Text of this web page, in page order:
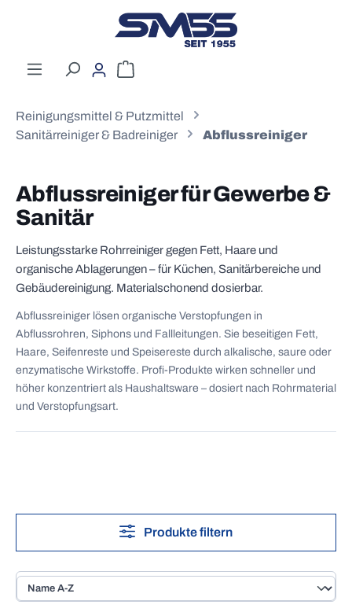
Zum Hauptinhalt springen
Warenkorb enthält 0 Positionen. Der
Reinigungsmittel & Putzmittel
Sanitärreiniger & Badreiniger
Abflussreiniger
Abflussreiniger für Gewerbe &
Sanitär
Leistungsstarke Rohrreiniger gegen Fett, Haare und
organische Ablagerungen – für Küchen, Sanitärbereiche und
Gebäudereinigung. Materialschonend dosierbar.
Abflussreiniger lösen organische Verstopfungen in
Abflussrohren, Siphons und Fallleitungen. Sie beseitigen Fett,
Haare, Seifenreste und Speisereste durch alkalische, saure oder
enzymatische Wirkstoffe. Profi-Produkte wirken schneller und
höher konzentriert als Haushaltsware – dosiert nach Rohrmaterial
und Verstopfungsart.
Produkte filtern